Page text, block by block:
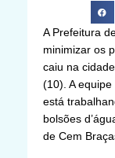
A Prefeitura
minimizar os
caiu na
(10). A
está
bolsões
de Cem